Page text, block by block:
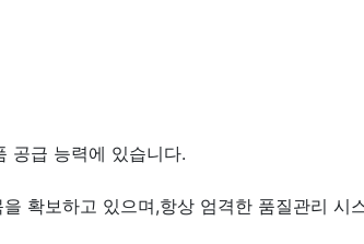
공급 능력에 있습니다.
확보하고 있으며,항상 엄격한 품질관리 시